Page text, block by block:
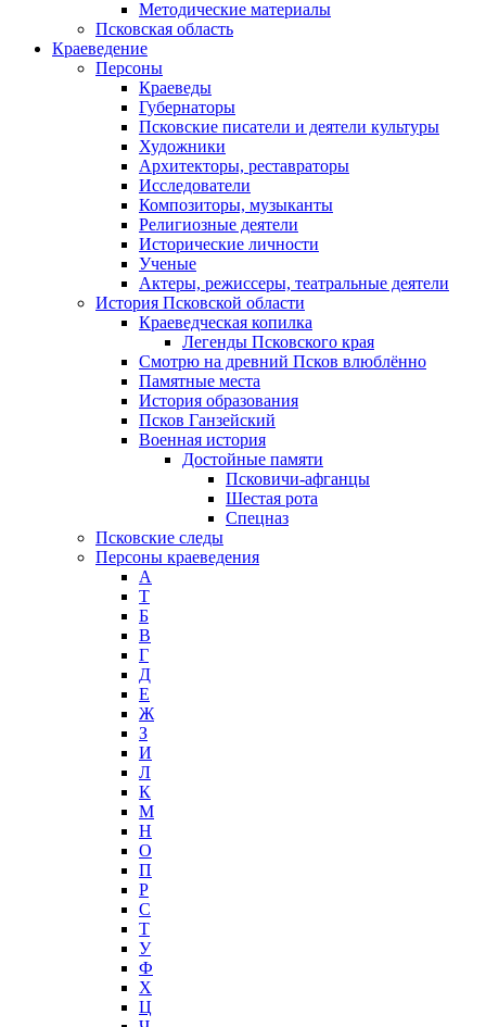
Методические материалы
Псковская область
Краеведение
Персоны
Краеведы
Губернаторы
Псковские писатели и деятели культуры
Художники
Архитекторы, реставраторы
Исследователи
Композиторы, музыканты
Религиозные деятели
Исторические личности
Ученые
Актеры, режиссеры, театральные деятели
История Псковской области
Краеведческая копилка
Легенды Псковского края
Смотрю на древний Псков влюблённо
Памятные места
История образования
Псков Ганзейский
Военная история
Достойные памяти
Псковичи-афганцы
Шестая рота
Спецназ
Псковские следы
Персоны краеведения
А
T
Б
В
Г
Д
Е
Ж
З
И
Л
К
М
Н
О
П
Р
С
Т
У
Ф
Х
Ц